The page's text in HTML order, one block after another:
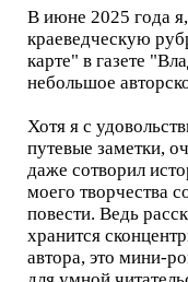
В июне 2025 года
краеведческую
карте" в газете
небольшое
Хотя я с
путевые заметки,
даже сотворил
моего творчества
повести. Ведь
хранится
автора, это мини-